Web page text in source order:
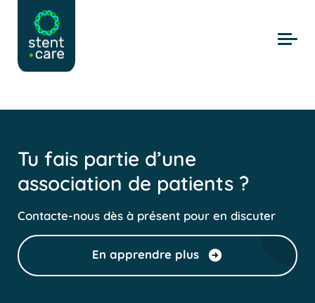
Skip to main content
Tu fais partie d’une
association de patients ?
Contacte-nous dès à présent pour en discuter
En apprendre plus